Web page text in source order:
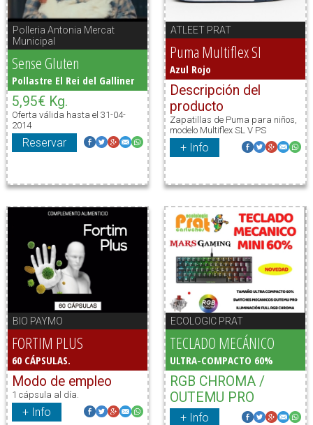
Polleria Antonia Mercat
Municipal
Sense Gluten
Pollastre El Rei del Galliner
5,95€ Kg.
Oferta válida hasta el 31-04-
2014
Reservar
ATLEET PRAT
Puma Multiflex Sl
Azul Rojo
Descripción del
producto
Zapatillas de Puma para niños,
modelo Multiflex SL V PS
+ Info
BIO PAYMO
FORTIM PLUS
60 CÁPSULAS.
Modo de empleo
1 cápsula al día.
+ Info
ECOLOGIC PRAT
TECLADO MECÁNICO
ULTRA-COMPACTO 60%
RGB CHROMA /
OUTEMU PRO
+ Info